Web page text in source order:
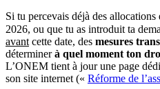
Si tu percevais déjà des allocations
2026, ou que tu as introduit ta
avant cette date, des mesures
déterminerà quel moment ton
L’ONEM tient à jour une page
son site internet (« Réforme de